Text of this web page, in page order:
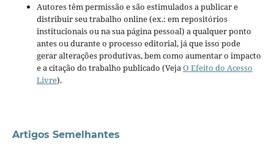
Autores têm permissão e são estimulados a publicar e
distribuir seu trabalho online (ex.: em repositórios
institucionais ou na sua página pessoal) a qualquer ponto
antes ou durante o processo editorial, já que isso pode
gerar alterações produtivas, bem como aumentar o impacto
e a citação do trabalho publicado (VejaO Efeito do Acesso
Livre).
Artigos Semelhantes